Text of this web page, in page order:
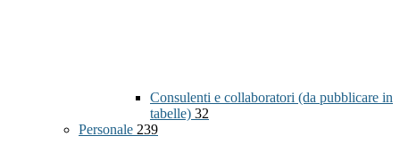
Consulenti e collaboratori (da pubblicare in
tabelle) 32
Personale 239